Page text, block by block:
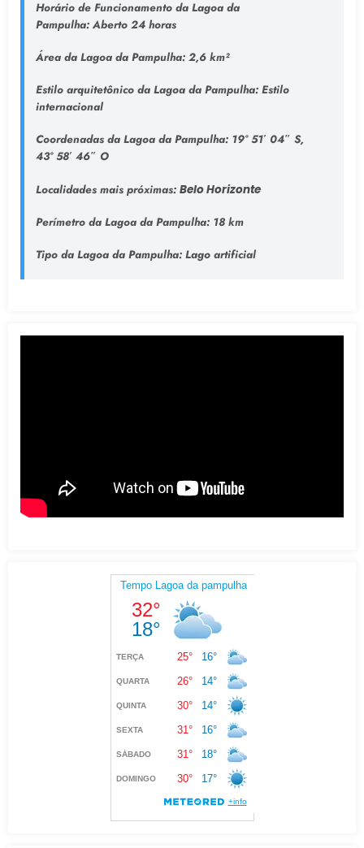
Horário de Funcionamento da Lagoa da
Pampulha:Aberto 24 horas
Área da Lagoa da Pampulha:2,6 km²
Estilo arquitetônico da Lagoa da Pampulha:Estilo
internacional
Coordenadas da Lagoa da Pampulha:19° 51′ 04″ S,
43° 58′ 46″ O
Localidades mais próximas: Belo Horizonte
Perímetro da Lagoa da Pampulha:18 km
Tipo da Lagoa da Pampulha: Lago artificial